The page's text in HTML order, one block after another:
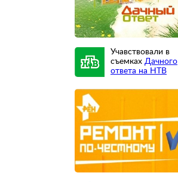
Учавствовали в
съемках Дачного
ответа на НТВ